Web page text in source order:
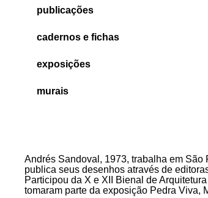
publicações
cadernos e fichas
exposições
murais
Andrés Sandoval, 1973, trabalha em
publica seus desenhos através de
Participou da X e XII Bienal de
tomaram parte da exposição Pedra Viva,